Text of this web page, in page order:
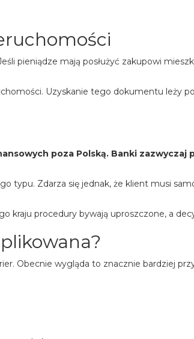
pieniądze mają posłużyć zakupowi
Uzyskanie tego dokumentu leży
poza Polską. Banki zazwyczaj
typu. Zdarza się jednak, że klient musi
kraju procedury bywają uproszczone, a
Obecnie wygląda to znacznie bardziej